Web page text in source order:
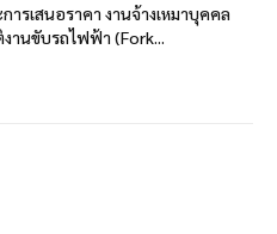
รเสนอราคา งานจ้างเหมาบุคคล
านขับรถไฟฟ้า (Fork...